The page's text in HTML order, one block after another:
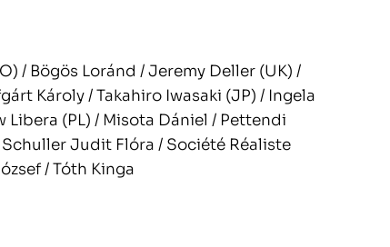
/ Bögös Loránd / Jeremy Deller (UK) /
Károly / Takahiro Iwasaki (JP) / Ingela
Libera (PL) / Misota Dániel / Pettendi
Judit Flóra / Société Réaliste
/ Tóth Kinga